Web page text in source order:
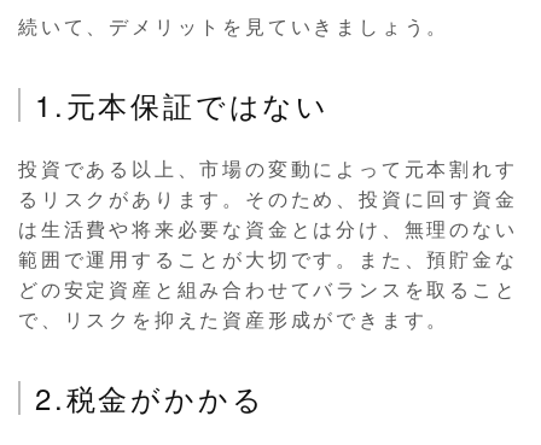
続いて、デメリットを見ていきましょう。
1.元本保証ではない
投資である以上、市場の変動によって元本割れす
るリスクがあります。そのため、投資に回す資金
は生活費や将来必要な資金とは分け、無理のない
範囲で運用することが大切です。また、預貯金な
どの安定資産と組み合わせてバランスを取ること
で、リスクを抑えた資産形成ができます。
2.税金がかかる